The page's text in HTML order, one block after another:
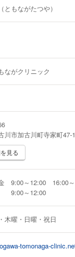
ともながたつや）
ながクリニック
川市加古川町寺家町
見る
9:00～12:00 16:00
～12:00
木曜・日曜・祝日
tomonaga-